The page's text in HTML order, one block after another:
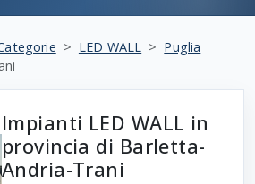
LED WALL
Puglia
Impianti LED WALL in
provincia di Barletta-
Andria-Trani